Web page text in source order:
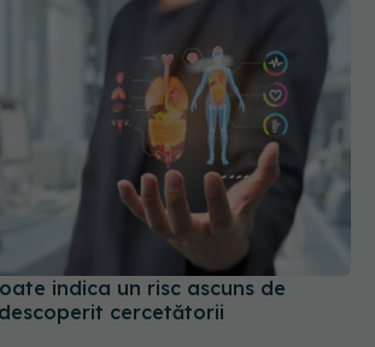
indica un risc ascuns de
cercetătorii